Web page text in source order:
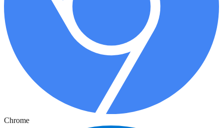
Chrome